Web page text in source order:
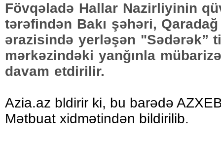
Fövqəladə Hallar Nazirliyinin
tərəfindən Bakı şəhəri,
ərazisində yerləşən "Sədərək”
mərkəzindəki yanğınla
davam etdirilir.
Azia.az bldirir ki, bu barədə
Mətbuat xidmətindən bildirilib.